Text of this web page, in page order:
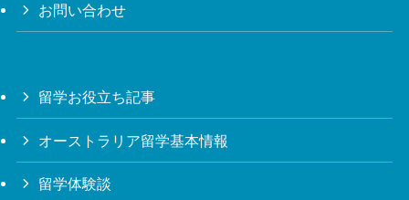
お問い合わせ
留学お役立ち記事
オーストラリア留学基本情報
留学体験談